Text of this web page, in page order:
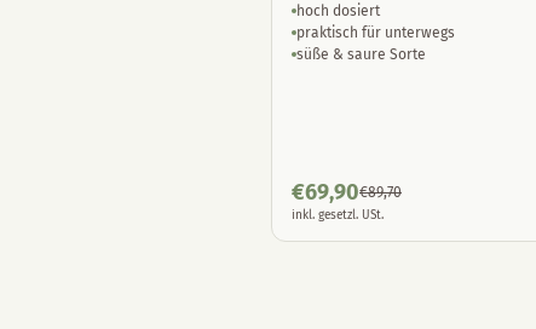
hoch dosiert
praktisch für unterwegs
süße & saure Sorte
€69,90€89,70
inkl. gesetzl. USt.